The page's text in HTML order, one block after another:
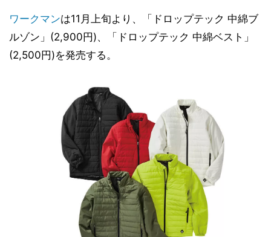
ワークマンは11月上旬より、「ドロップテック 中綿ブ
ルゾン」(2,900円)、「ドロップテック 中綿ベスト」
(2,500円)を発売する。